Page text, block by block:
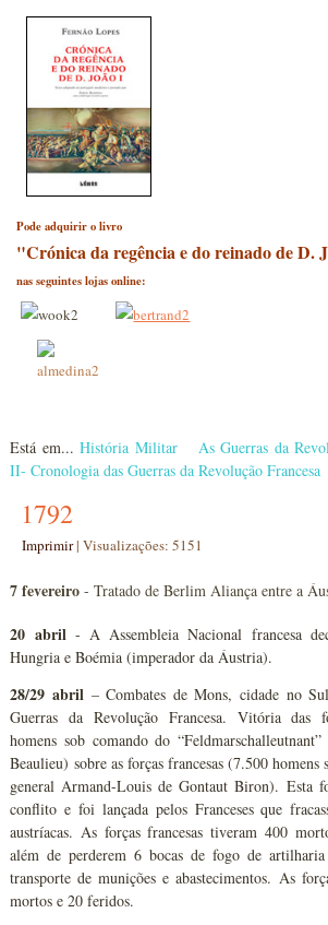
Pode adquirir o livro
"Crónica da regência e do reinado de D.
nas seguintes lojas online:
Está em...História Militar As Guerras da
II- Cronologia das Guerras da Revolução Francesa
1792
Imprimir|Visualizações: 5151
7 fevereiro - Tratado de Berlim Aliança entre a
20 abril- A Assembleia Nacional francesa
Hungria e Boémia (imperador da Áustria).
28/29 abril – Combates de Mons, cidade no
Guerras da Revolução Francesa. Vitória das
homens sob comando do
Beaulieu) sobre as forças francesas (7.500 homens
general Armand-Louis de Gontaut Biron). Esta
conflito e foi lançada pelos Franceses que
austríacas. As forças francesas tiveram 400
além de perderem 6 bocas de fogo de
transporte de munições e abastecimentos. As
mortos e 20 feridos.